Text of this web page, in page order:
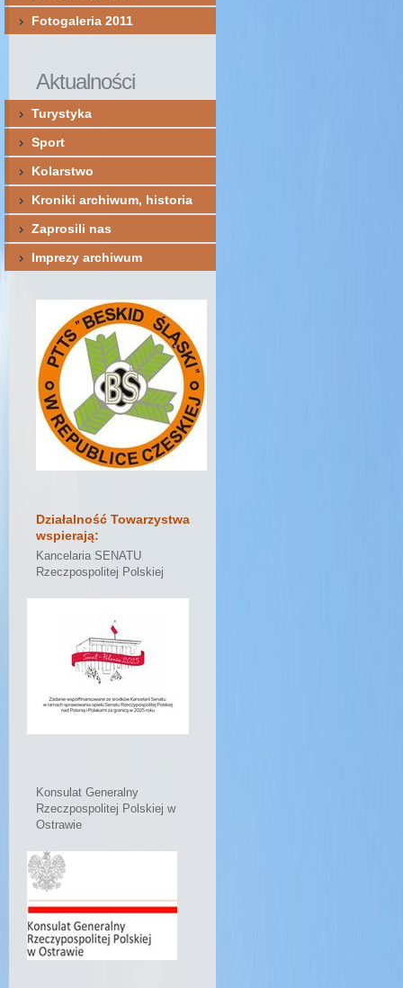
Fotogaleria 2011
Aktualności
Turystyka
Sport
Kolarstwo
Kroniki archiwum, historia
Zaprosili nas
Imprezy archiwum
Działalność Towarzystwa
wspierają:
Kancelaria SENATU
Rzeczpospolitej Polskiej
Konsulat Generalny
Rzeczpospolitej Polskiej w
Ostrawie